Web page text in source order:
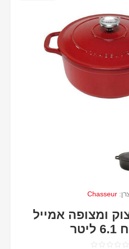
Chasseur
ומצופה אמייל